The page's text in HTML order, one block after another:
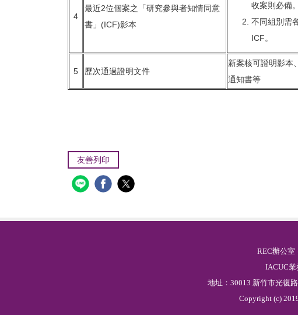
4
最近2位個案之「研究參與者知情同意
書」(ICF)影本
收案則必備。
不同組別需
ICF。
5 歷次通過證明文件
新案核可證明影本
通知書等
友善列印
REC辦公室
IACUC業
地址：30013 新竹市光復
Copyright (c)